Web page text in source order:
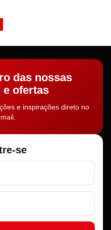
das nossas
e ofertas
e inspirações direto no
se